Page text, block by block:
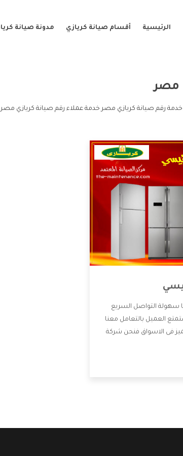
الرئيسية أقسام صيانة كريازي مدونة صيانة
مصر
رقم صيانة كريازي مصر خدمة عملاء رقم صيانة كريازي
سهولة التواصل السريع
العميل بالتعامل معنا
فى الاسواق فنحن شركة
والتى تكون منها خدمة